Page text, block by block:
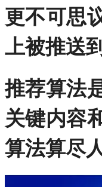
更不可思
上被推送
推荐算法
关键内容
算法算尽